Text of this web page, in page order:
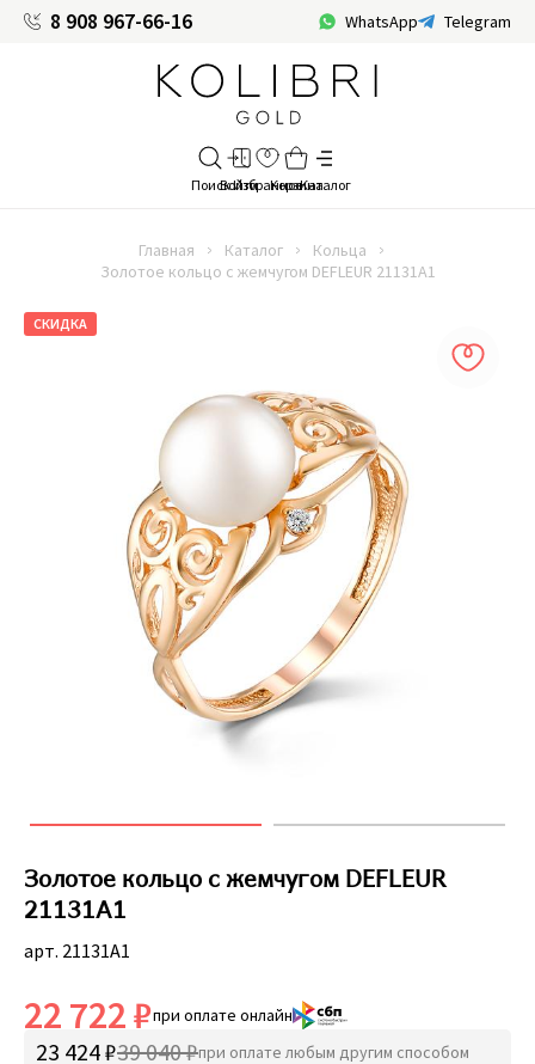
8 908 967-66-16 WhatsApp Telegram
Главная Каталог
Кольца
Золотое кольцо с жемчугом DEFLEUR 21131A1
СКИДКА
Золотое кольцо с жемчугом DEFLEUR
21131A1
арт. 21131A1
22 722 ₽при оплате онлайн
23 424 ₽39 040 ₽при оплате любым другим способом